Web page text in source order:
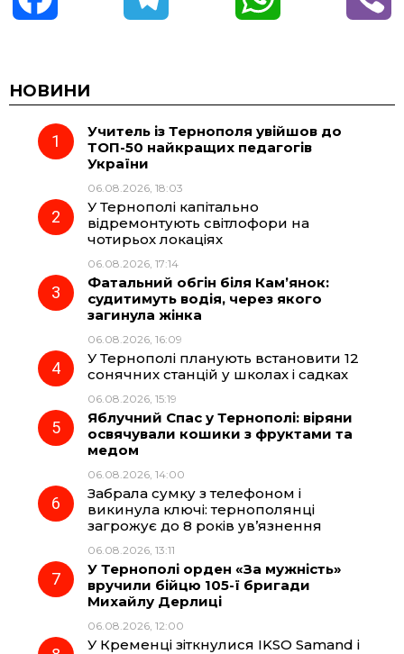
c
e
o
k
e
r
a
m
t
A
НОВИНИ
Учитель із Тернополя увійшов до
ТОП-50 найкращих педагогів
України
06.08.2026, 18:03
У Тернополі капітально
відремонтують світлофори на
чотирьох локаціях
06.08.2026, 17:14
Фатальний обгін біля Кам’янок:
судитимуть водія, через якого
загинула жінка
06.08.2026, 16:09
У Тернополі планують встановити 12
сонячних станцій у школах і садках
06.08.2026, 15:19
Яблучний Спас у Тернополі: віряни
освячували кошики з фруктами та
медом
06.08.2026, 14:00
Забрала сумку з телефоном і
викинула ключі: тернополянці
загрожує до 8 років ув’язнення
06.08.2026, 13:11
У Тернополі орден «За мужність»
вручили бійцю 105-ї бригади
Михайлу Дерлиці
06.08.2026, 12:00
У Кременці зіткнулися IKSO Samand і